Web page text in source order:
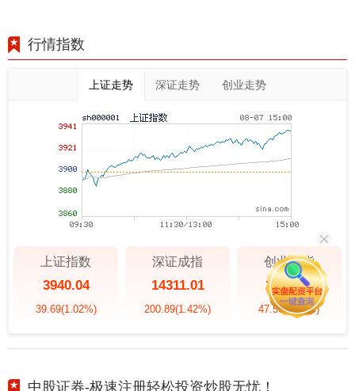
行情指数
上证走势 深证走势 创业走势
上证指数
3940.04
39.69(1.02%)
深证成指
14311.01
200.89(1.42%)
创业板指
3563.12
47.56(1.35%)
中股证券-极速注册轻松投资炒股无忧！